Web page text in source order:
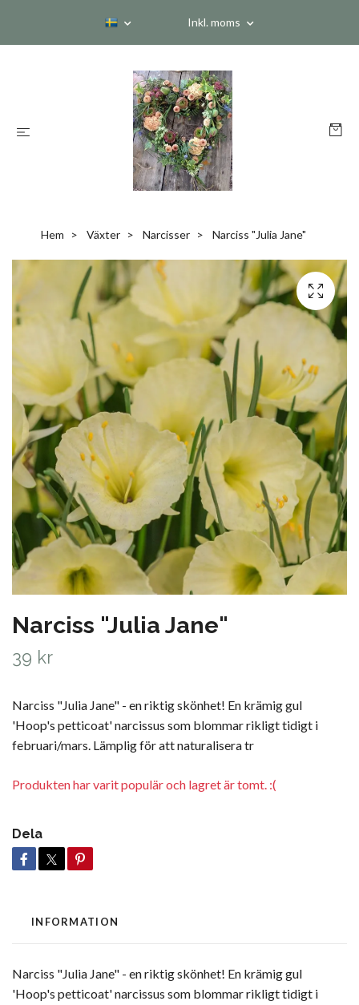
Inkl. moms
Hem Växter Narcisser Narciss "Julia Jane"
Narciss "Julia Jane"
39 kr
Narciss "Julia Jane" - en riktig skönhet! En krämig gul
'Hoop's petticoat' narcissus som blommar rikligt tidigt i
februari/mars. Lämplig för att naturalisera tr
Produkten har varit populär och lagret är tomt. :(
Dela
INFORMATION
Narciss "Julia Jane" - en riktig skönhet! En krämig gul
'Hoop's petticoat' narcissus som blommar rikligt tidigt i